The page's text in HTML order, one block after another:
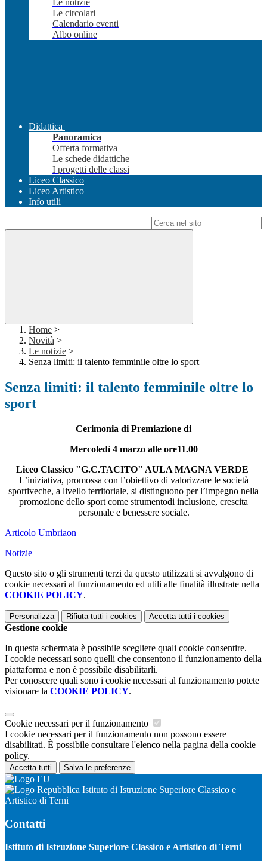
Le notizie
Le circolari
Calendario eventi
Albo online
Didattica
Panoramica
Offerta formativa
Le schede didattiche
I progetti delle classi
Liceo Classico
Liceo Artistico
Info utili
Home >
Novità >
Le notizie >
Senza limiti: il talento femminile oltre lo sport
Senza limiti: il talento femminile oltre lo
sport
Cerimonia di Premiazione di
Mercoledì 4 marzo alle ore11.00
Liceo Classico "G.C.TACITO" AULA MAGNA VERDE
L’iniziativa, promossa con l’obiettivo di valorizzare le società
sportiveche, a livello territoriale, si distinguono per l’impegno nella
promozione dello sport come strumentodi inclusione, crescita
personale e benessere sociale.
Articolo Umbriaon
Notizie
Questo sito o gli strumenti terzi da questo utilizzati si avvalgono di
cookie necessari al funzionamento ed utili alle finalità illustrate nella
COOKIE POLICY.
Personalizza Rifiuta tutti i cookies Accetta tutti i cookies
Gestione cookie
In questa schermata è possibile scegliere quali cookie consentire.
I cookie necessari sono quelli che consentono il funzionamento della
piattaforma e non è possibile disabilitarli.
Per conoscere quali sono i cookie necessari al funzionamento potete
visionare la COOKIE POLICY.
Cookie necessari per il funzionamento
I cookie necessari per il funzionamento non possono essere
disabilitati. È possibile consultare l'elenco nella pagina della cookie
policy.
Accetta tutti Salva le preferenze
Istituto di Istruzione Superiore Classico e
Artistico di Terni
Contatti
Istituto di Istruzione Superiore Classico e Artistico di Terni